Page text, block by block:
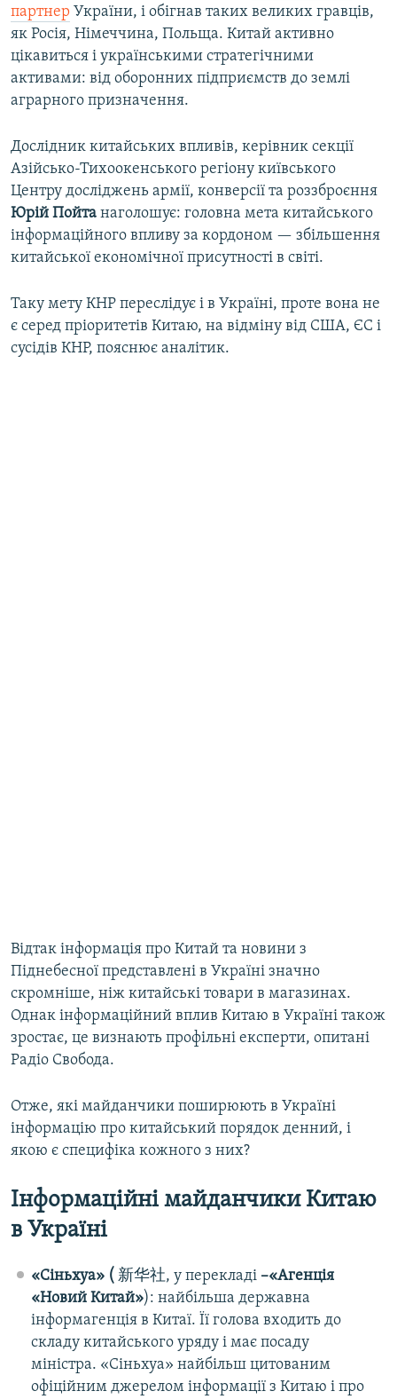
партнер України, і обігнав таких великих гравців,
як Росія, Німеччина, Польща. Китай активно
цікавиться і українськими стратегічними
активами: від оборонних підприємств до землі
аграрного призначення.
Дослідник китайських впливів, керівник секції
Азійсько-Тихоокенського регіону київського
Центру досліджень армії, конверсії та роззброєння
Юрій Пойта наголошує: головна мета китайського
інформаційного впливу за кордоном — збільшення
китайської економічної присутності в світі.
Таку мету КНР переслідує і в Україні, проте вона не
є серед пріоритетів Китаю, на відміну від США, ЄС і
сусідів КНР, пояснює аналітик.
Відтак інформація про Китай та новини з
Піднебесної представлені в Україні значно
скромніше, ніж китайські товари в магазинах.
Однак інформаційний вплив Китаю в Україні також
зростає, це визнають профільні експерти, опитані
Радіо Свобода.
Отже, які майданчики поширюють в Україні
інформацію про китайський порядок денний, і
якою є специфіка кожного з них?
Інформаційні майданчики Китаю
в Україні
«Сіньхуа» ( 新华社, у перекладі –«Агенція
«Новий Китай»): найбільша державна
інформагенція в Китаї. Її голова входить до
складу китайського уряду і має посаду
міністра. «Сіньхуа» найбільш цитованим
офіційним джерелом інформації з Китаю і про